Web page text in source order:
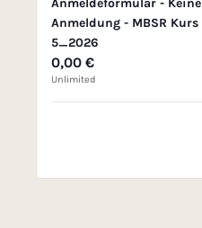
Anmeldeformular - Keine
Anmeldung - MBSR Kurs
5_2026
0,00 €
Unlimited